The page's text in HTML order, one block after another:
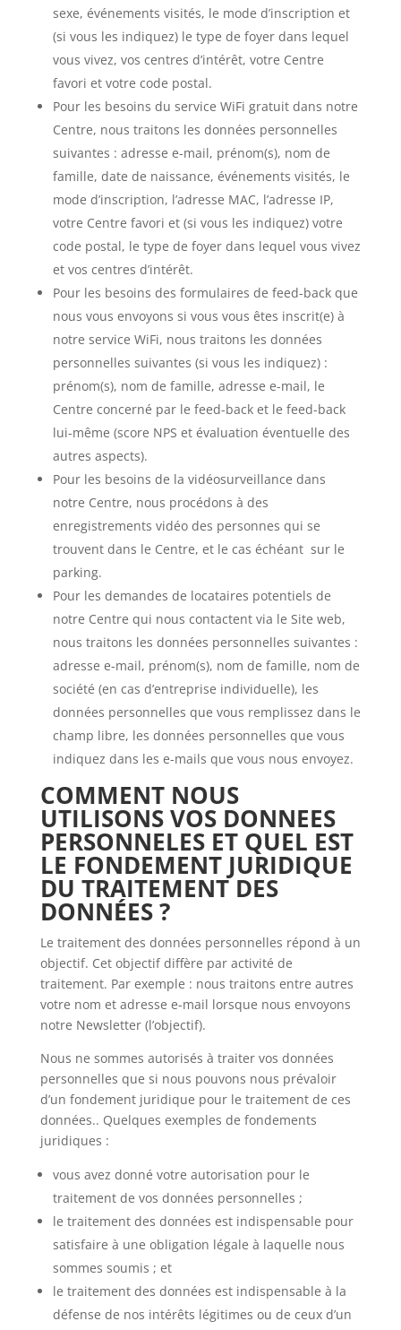
sexe, événements visités, le mode d’inscription et
(si vous les indiquez) le type de foyer dans lequel
vous vivez, vos centres d’intérêt, votre Centre
favori et votre code postal.
Pour les besoins du service WiFi gratuit dans notre
Centre, nous traitons les données personnelles
suivantes : adresse e-mail, prénom(s), nom de
famille, date de naissance, événements visités, le
mode d’inscription, l’adresse MAC, l’adresse IP,
votre Centre favori et (si vous les indiquez) votre
code postal, le type de foyer dans lequel vous vivez
et vos centres d’intérêt.
Pour les besoins des formulaires de feed-back que
nous vous envoyons si vous vous êtes inscrit(e) à
notre service WiFi, nous traitons les données
personnelles suivantes (si vous les indiquez) :
prénom(s), nom de famille, adresse e-mail, le
Centre concerné par le feed-back et le feed-back
lui-même (score NPS et évaluation éventuelle des
autres aspects).
Pour les besoins de la vidéosurveillance dans
notre Centre, nous procédons à des
enregistrements vidéo des personnes qui se
trouvent dans le Centre, et le cas échéant sur le
parking.
Pour les demandes de locataires potentiels de
notre Centre qui nous contactent via le Site web,
nous traitons les données personnelles suivantes :
adresse e-mail, prénom(s), nom de famille, nom de
société (en cas d’entreprise individuelle), les
données personnelles que vous remplissez dans le
champ libre, les données personnelles que vous
indiquez dans les e-mails que vous nous envoyez.
COMMENT NOUS
UTILISONS VOS DONNEES
PERSONNELES ET QUEL EST
LE FONDEMENT JURIDIQUE
DU TRAITEMENT DES
DONNÉES ?
Le traitement des données personnelles répond à un
objectif. Cet objectif diffère par activité de
traitement. Par exemple : nous traitons entre autres
votre nom et adresse e-mail lorsque nous envoyons
notre Newsletter (l’objectif).
Nous ne sommes autorisés à traiter vos données
personnelles que si nous pouvons nous prévaloir
d’un fondement juridique pour le traitement de ces
données.. Quelques exemples de fondements
juridiques :
vous avez donné votre autorisation pour le
traitement de vos données personnelles ;
le traitement des données est indispensable pour
satisfaire à une obligation légale à laquelle nous
sommes soumis ; et
le traitement des données est indispensable à la
défense de nos intérêts légitimes ou de ceux d’un